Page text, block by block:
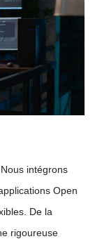
intégrons
Open
De la
rigoureuse